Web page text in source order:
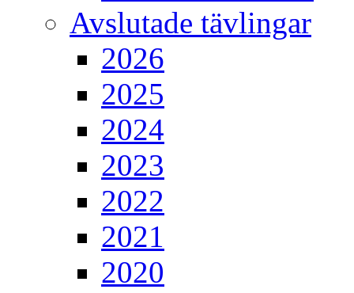
Avslutade tävlingar
2026
2025
2024
2023
2022
2021
2020